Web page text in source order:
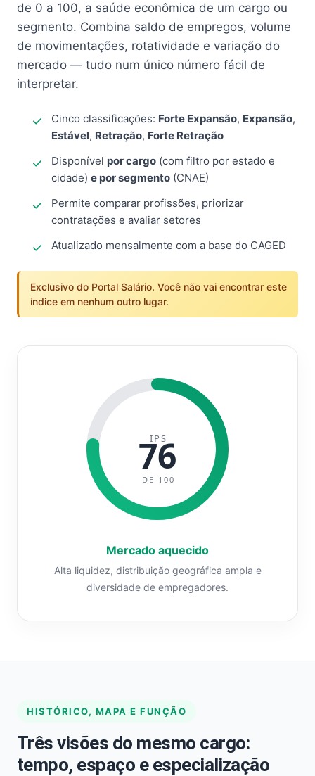
de 0 a 100, a saúde econômica de um cargo ou
segmento. Combina saldo de empregos, volume
de movimentações, rotatividade e variação do
mercado — tudo num único número fácil de
interpretar.
Cinco classificações: Forte Expansão, Expansão,
Estável, Retração, Forte Retração
Disponível por cargo (com filtro por estado e
cidade) e por segmento (CNAE)
Permite comparar profissões, priorizar
contratações e avaliar setores
Atualizado mensalmente com a base do CAGED
Exclusivo do Portal Salário. Você não vai encontrar este
índice em nenhum outro lugar.
IPS
76
DE 100
Mercado aquecido
Alta liquidez, distribuição geográfica ampla e
diversidade de empregadores.
HISTÓRICO, MAPA E FUNÇÃO
Três visões do mesmo cargo:
tempo, espaço e especialização